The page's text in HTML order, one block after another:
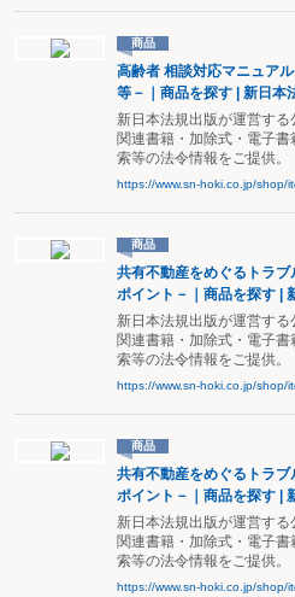
商品
高齢者 相談対応マニュア
等－｜商品を探す | 新日本
新日本法規出版が運営す
関連書籍・加除式・電子
索等の法令情報をご提供。
https://www.sn-hoki.co.jp/shop/
商品
共有不動産をめぐるトラ
ポイント－｜商品を探す |
新日本法規出版が運営す
関連書籍・加除式・電子
索等の法令情報をご提供。
https://www.sn-hoki.co.jp/shop/
商品
共有不動産をめぐるトラ
ポイント－｜商品を探す |
新日本法規出版が運営す
関連書籍・加除式・電子
索等の法令情報をご提供。
https://www.sn-hoki.co.jp/shop/